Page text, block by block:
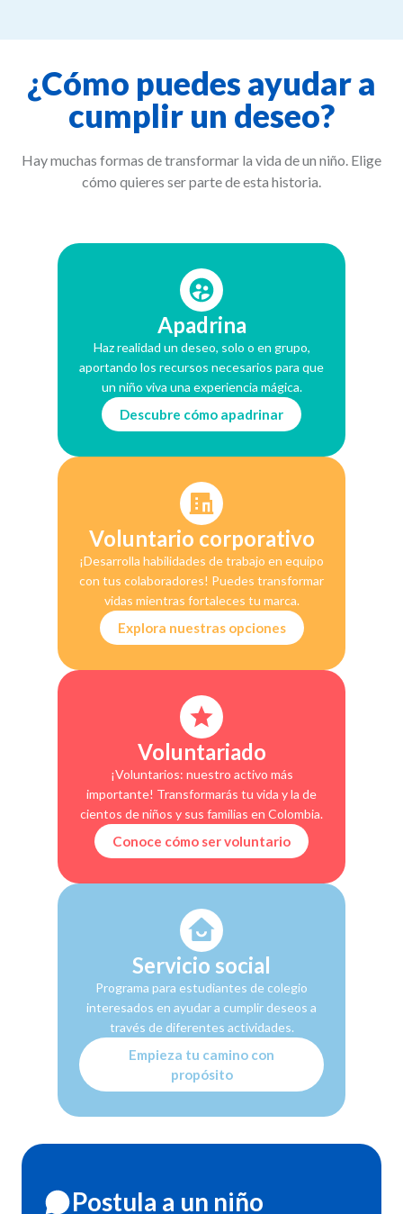
¿Cómo puedes ayudar a
cumplir un deseo?
Hay muchas formas de transformar la vida de un niño. Elige
cómo quieres ser parte de esta historia.
Apadrina
Haz realidad un deseo, solo o en grupo,
aportando los recursos necesarios para que
un niño viva una experiencia mágica.
Descubre cómo apadrinar
Voluntario corporativo
¡Desarrolla habilidades de trabajo en equipo
con tus colaboradores! Puedes transformar
vidas mientras fortaleces tu marca.
Explora nuestras opciones
Voluntariado
¡Voluntarios: nuestro activo más
importante! Transformarás tu vida y la de
cientos de niños y sus familias en Colombia.
Conoce cómo ser voluntario
Servicio social
Programa para estudiantes de colegio
interesados en ayudar a cumplir deseos a
través de diferentes actividades.
Empieza tu camino con
propósito
Postula a un niño